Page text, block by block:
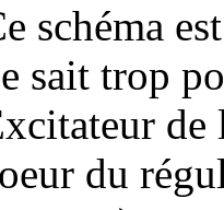
schéma
sait trop
de
du